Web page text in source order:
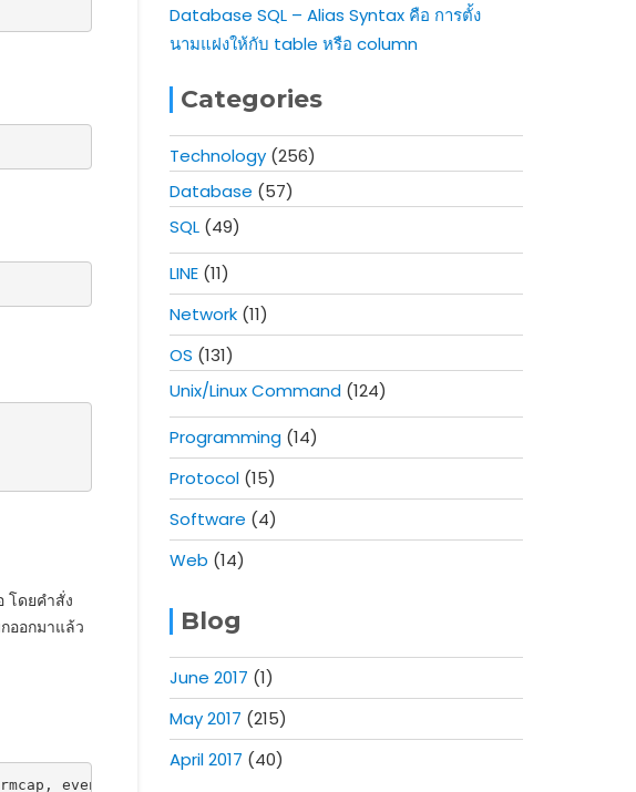
โดยคำสั่ง
ออกมาแล้ว
even if screen must redraw parts of the display in order to
Database SQL – Alias Syntax คือ การตั้ง
นามแฝงให้กับ table หรือ column
Categories
Technology(256)
Database (57)
SQL(49)
LINE(11)
Network(11)
OS (131)
Unix/Linux Command(124)
Programming(14)
Protocol(15)
Software (4)
Web (14)
Blog
June 2017 (1)
May 2017 (215)
April 2017 (40)